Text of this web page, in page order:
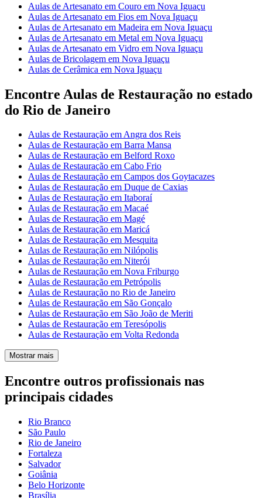
Aulas de Artesanato em Couro em Nova Iguaçu
Aulas de Artesanato em Fios em Nova Iguaçu
Aulas de Artesanato em Madeira em Nova Iguaçu
Aulas de Artesanato em Metal em Nova Iguaçu
Aulas de Artesanato em Vidro em Nova Iguaçu
Aulas de Bricolagem em Nova Iguaçu
Aulas de Cerâmica em Nova Iguaçu
Encontre Aulas de Restauração no estado
do Rio de Janeiro
Aulas de Restauração em Angra dos Reis
Aulas de Restauração em Barra Mansa
Aulas de Restauração em Belford Roxo
Aulas de Restauração em Cabo Frio
Aulas de Restauração em Campos dos Goytacazes
Aulas de Restauração em Duque de Caxias
Aulas de Restauração em Itaboraí
Aulas de Restauração em Macaé
Aulas de Restauração em Magé
Aulas de Restauração em Maricá
Aulas de Restauração em Mesquita
Aulas de Restauração em Nilópolis
Aulas de Restauração em Niterói
Aulas de Restauração em Nova Friburgo
Aulas de Restauração em Petrópolis
Aulas de Restauração no Rio de Janeiro
Aulas de Restauração em São Gonçalo
Aulas de Restauração em São João de Meriti
Aulas de Restauração em Teresópolis
Aulas de Restauração em Volta Redonda
Mostrar mais
Encontre outros profissionais nas
principais cidades
Rio Branco
São Paulo
Rio de Janeiro
Fortaleza
Salvador
Goiânia
Belo Horizonte
Brasília